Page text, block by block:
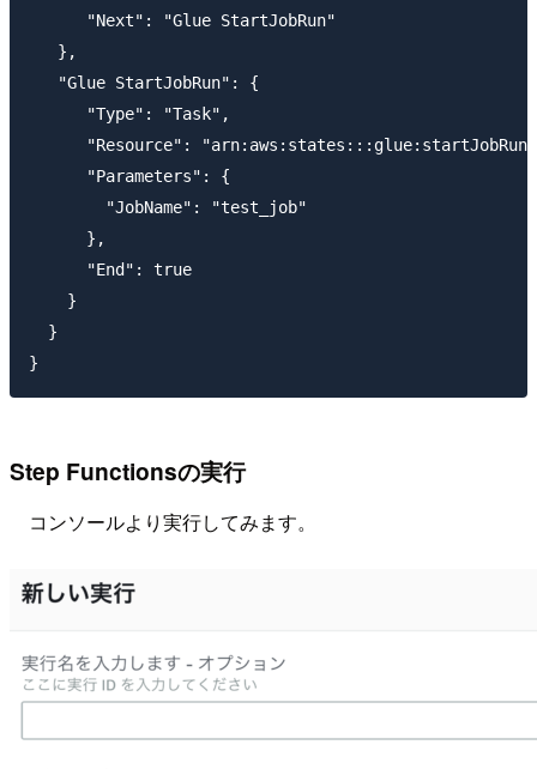
      "Next": "Glue StartJobRun"
   },
   "Glue StartJobRun": {
      "Type": "Task",
"Resource":
      "Parameters": {
        "JobName": "test_job"
      },
      "End": true
    }
  }
Step Functionsの実行
コンソールより実行してみます。